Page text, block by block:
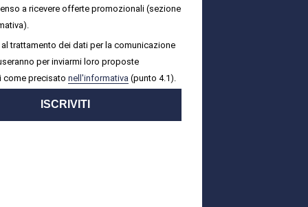
a ricevere offerte promozionali (sezione
trattamento dei dati per la comunicazione
per inviarmi loro proposte
come precisato nell'informativa (punto 4.1).
ISCRIVITI